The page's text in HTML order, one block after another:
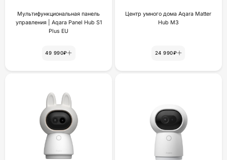
Мультифункциональная панель
управления | Aqara Panel Hub S1
Plus EU
49 990₽
Центр умного дома Aqara Matter
Hub M3
24 990₽